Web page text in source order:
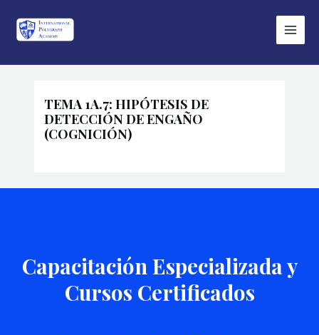
Main
Menu
TEMA 1A.7: HIPÓTESIS DE
DETECCIÓN DE ENGAÑO
(COGNICIÓN)
Capacitación Especializada y
Cursos Certificados